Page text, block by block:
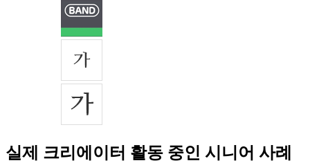
실제 크리에이터 활동 중인 시니어 사례